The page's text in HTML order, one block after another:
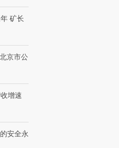
矿长
京市公
增速
安全永